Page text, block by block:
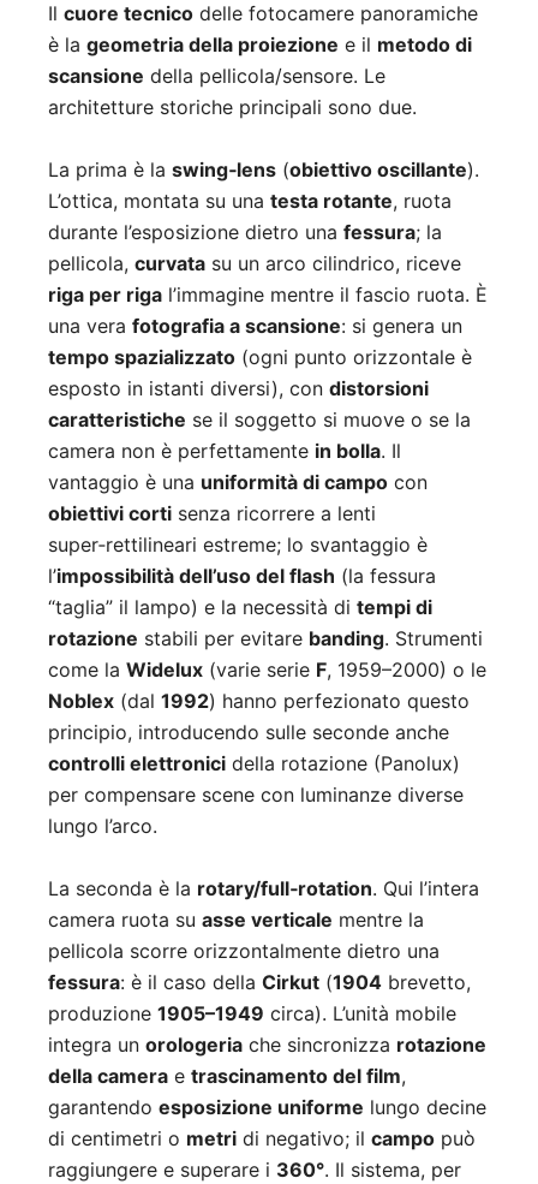
Il cuore tecnico delle fotocamere panoramiche
è la geometria della proiezione e il metodo di
scansione della pellicola/sensore. Le
architetture storiche principali sono due.
La prima è la swing‑lens (obiettivo oscillante).
L’ottica, montata su una testa rotante, ruota
durante l’esposizione dietro una fessura; la
pellicola, curvata su un arco cilindrico, riceve
riga per riga l’immagine mentre il fascio ruota. È
una vera fotografia a scansione: si genera un
tempo spazializzato (ogni punto orizzontale è
esposto in istanti diversi), con distorsioni
caratteristiche se il soggetto si muove o se la
camera non è perfettamente in bolla. Il
vantaggio è una uniformità di campo con
obiettivi corti senza ricorrere a lenti
super‑rettilineari estreme; lo svantaggio è
l’impossibilità dell’uso del flash (la fessura
“taglia” il lampo) e la necessità di tempi di
rotazione stabili per evitare banding. Strumenti
come la Widelux (varie serie F, 1959–2000) o le
Noblex (dal 1992) hanno perfezionato questo
principio, introducendo sulle seconde anche
controlli elettronici della rotazione (Panolux)
per compensare scene con luminanze diverse
lungo l’arco.
La seconda è la rotary/full‑rotation. Qui l’intera
camera ruota su asse verticale mentre la
pellicola scorre orizzontalmente dietro una
fessura: è il caso della Cirkut (1904 brevetto,
produzione 1905–1949 circa). L’unità mobile
integra un orologeria che sincronizza rotazione
della camera e trascinamento del film,
garantendo esposizione uniforme lungo decine
di centimetri o metri di negativo; il campo può
raggiungere e superare i 360°. Il sistema, per